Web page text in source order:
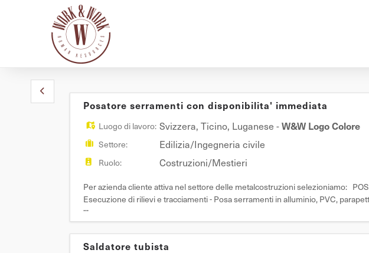
Posatore serramenti con disponibilita' immediata
Luogo di lavoro: Svizzera,Ticino, Luganese -W&W Logo Colore
Settore: Edilizia/Ingegneria civile
Ruolo: Costruzioni/Mestieri
Per azienda cliente attiva nel settore delle metalcostruzioni selezioniamo:
Esecuzione di rilievi e tracciamenti - Posa serramenti in alluminio, PVC,
esperienza maturata in Svizzera - Autonomia nella pos
...
Saldatore tubista